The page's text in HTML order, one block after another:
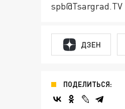
spb@Tsargrad.TV
ДЗЕН
ПОДЕЛИТЬСЯ: